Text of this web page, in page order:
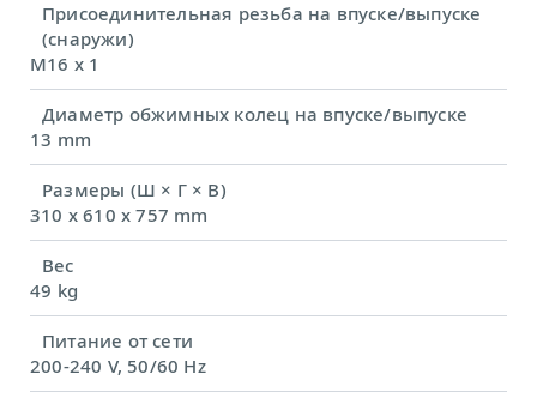
Присоединительная резьба на впуске/выпуске
(снаружи)
M16 x 1
Диаметр обжимных колец на впуске/выпуске
13 mm
Размеры (Ш × Г × В)
310 x 610 x 757 mm
Вес
49 kg
Питание от сети
200-240 V, 50/60 Hz